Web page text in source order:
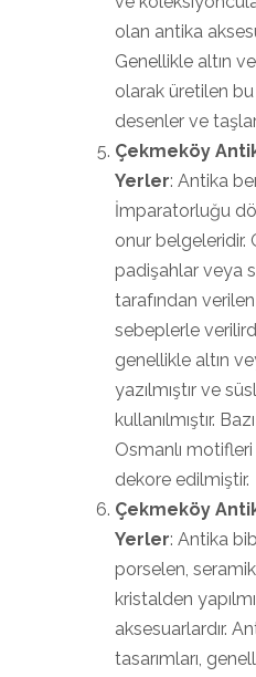
olan antika
Genellikle altın
olarak üretilen
desenler ve
Çekmeköy
Yerler: Antika
İmparatorluğu
onur belgeleridir.
padişahlar veya
tarafından
sebeplerle
genellikle altın
yazılmıştır ve
kullanılmıştır.
Osmanlı
dekore edilmiştir.
Çekmeköy
Yerler: Antika
porselen,
kristalden
aksesuarlardır.
tasarımları,